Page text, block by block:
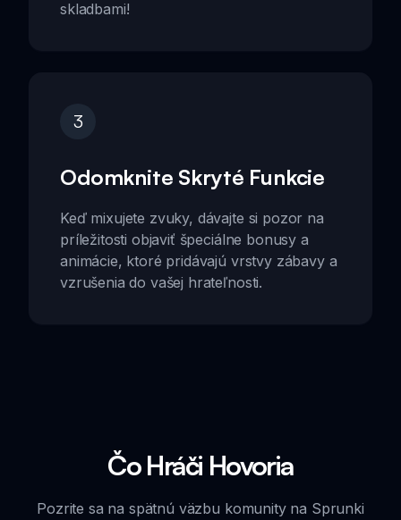
skladbami!
3
Odomknite Skryté Funkcie
Keď mixujete zvuky, dávajte si pozor na
príležitosti objaviť špeciálne bonusy a
animácie, ktoré pridávajú vrstvy zábavy a
vzrušenia do vašej hrateľnosti.
Čo Hráči Hovoria
Pozrite sa na spätnú väzbu komunity na Sprunki